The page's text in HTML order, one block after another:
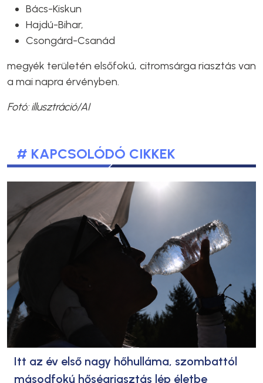
Bács-Kiskun
Hajdú-Bihar,
Csongárd-Csanád
megyék területén elsőfokú, citromsárga riasztás van
a mai napra érvényben.
Fotó: illusztráció/AI
# KAPCSOLÓDÓ CIKKEK
Itt az év első nagy hőhulláma, szombattól
másodfokú hőségriasztás lép életbe